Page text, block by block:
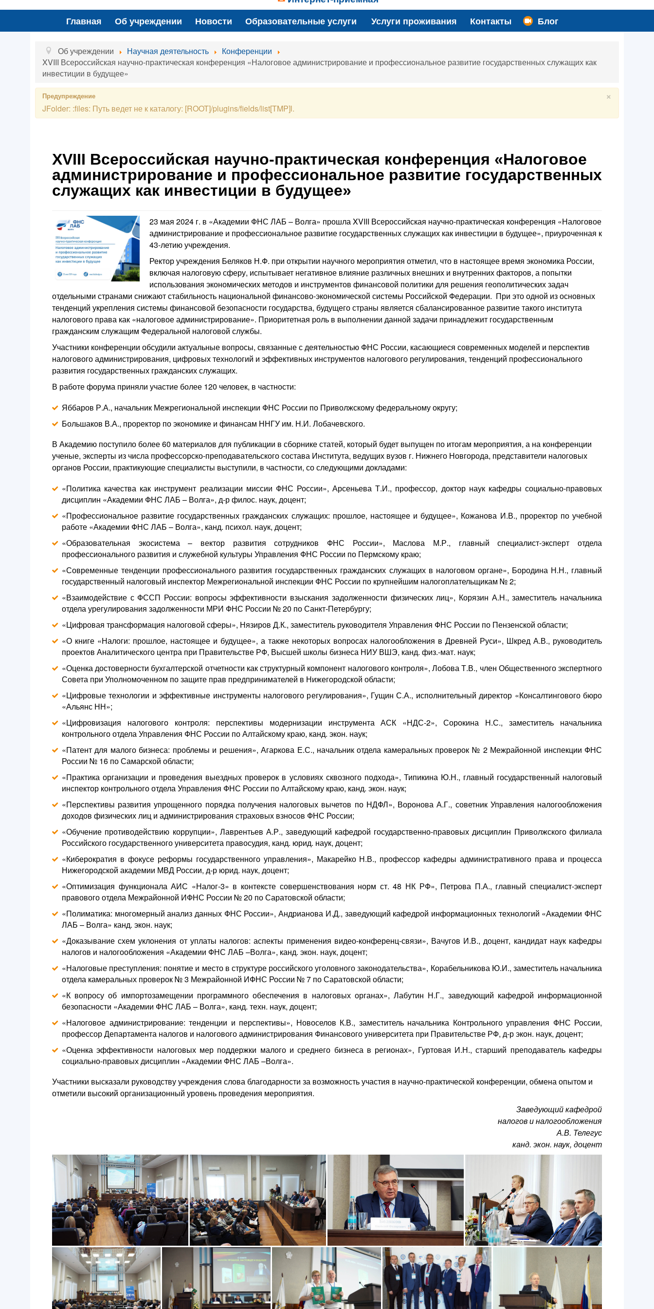
Главная Об учреждении Новости Образовательные услуги Услуги проживания Контакты Блог
Об учреждении Научная деятельность
Конференции
XVIII Всероссийская научно-практическая конференция «Налоговое администрирование и профессиональное развитие государственных служащих как
инвестиции в будущее»
×
Предупреждение
JFolder: :files: Путь ведет не к каталогу: [ROOT]/plugins/fields/list[TMP]l.
XVIII Всероссийская научно-практическая конференция «Налоговое
администрирование и профессиональное развитие государственных
служащих как инвестиции в будущее»
23 мая 2024 г. в «Академии ФНС ЛАБ – Волга» прошла XVIII Всероссийская научно-практическая конференция «Налоговое
администрирование и профессиональное развитие государственных служащих как инвестиции в будущее», приуроченная к
43-летию учреждения.
Ректор учреждения Беляков Н.Ф. при открытии научного мероприятия отметил, что в настоящее время экономика России,
включая налоговую сферу, испытывает негативное влияние различных внешних и внутренних факторов, а попытки
использования экономических методов и инструментов финансовой политики для решения геополитических задач
отдельными странами снижают стабильность национальной финансово-экономической системы Российской Федерации. При это одной из основных
тенденций укрепления системы финансовой безопасности государства, будущего страны является сбалансированное развитие такого института
налогового права как «налоговое администрирование». Приоритетная роль в выполнении данной задачи принадлежит государственным
гражданским служащим Федеральной налоговой службы.
Участники конференции обсудили актуальные вопросы, связанные с деятельностью ФНС России, касающиеся современных моделей и перспектив
налогового администрирования, цифровых технологий и эффективных инструментов налогового регулирования, тенденций профессионального
развития государственных гражданских служащих.
В работе форума приняли участие более 120 человек, в частности:
Яббаров Р.А., начальник Межрегиональной инспекции ФНС России по Приволжскому федеральному округу;
Большаков В.А., проректор по экономике и финансам ННГУ им. Н.И. Лобачевского.
В Академию поступило более 60 материалов для публикации в сборнике статей, который будет выпущен по итогам мероприятия, а на конференции
ученые, эксперты из числа профессорско-преподавательского состава Института, ведущих вузов г. Нижнего Новгорода, представители налоговых
органов России, практикующие специалисты выступили, в частности, со следующими докладами:
«Политика качества как инструмент реализации миссии ФНС России», Арсеньева Т.И., профессор, доктор наук кафедры социально-правовых
дисциплин «Академии ФНС ЛАБ – Волга», д-р филос. наук, доцент;
«Профессиональное развитие государственных гражданских служащих: прошлое, настоящее и будущее», Кожанова И.В., проректор по учебной
работе «Академии ФНС ЛАБ – Волга», канд. психол. наук, доцент;
«Образовательная экосистема – вектор развития сотрудников ФНС России», Маслова М.Р., главный специалист-эксперт отдела
профессионального развития и служебной культуры Управления ФНС России по Пермскому краю;
«Современные тенденции профессионального развития государственных гражданских служащих в налоговом органе», Бородина Н.Н., главный
государственный налоговый инспектор Межрегиональной инспекции ФНС России по крупнейшим налогоплательщикам № 2;
«Взаимодействие с ФССП России: вопросы эффективности взыскания задолженности физических лиц», Корязин А.Н., заместитель начальника
отдела урегулирования задолженности МРИ ФНС России № 20 по Санкт-Петербургу;
«Цифровая трансформация налоговой сферы», Нязиров Д.К., заместитель руководителя Управления ФНС России по Пензенской области;
«О книге «Налоги: прошлое, настоящее и будущее», а также некоторых вопросах налогообложения в Древней Руси», Шкред А.В., руководитель
проектов Аналитического центра при Правительстве РФ, Высшей школы бизнеса НИУ ВШЭ, канд. физ.-мат. наук;
«Оценка достоверности бухгалтерской отчетности как структурный компонент налогового контроля», Лобова Т.В., член Общественного экспертного
Совета при Уполномоченном по защите прав предпринимателей в Нижегородской области;
«Цифровые технологии и эффективные инструменты налогового регулирования», Гущин С.А., исполнительный директор «Консалтингового бюро
«Альянс НН»;
«Цифровизация налогового контроля: перспективы модернизации инструмента АСК «НДС-2», Сорокина Н.С., заместитель начальника
контрольного отдела Управления ФНС России по Алтайскому краю, канд. экон. наук;
«Патент для малого бизнеса: проблемы и решения», Агаркова Е.С., начальник отдела камеральных проверок № 2 Межрайонной инспекции ФНС
России № 16 по Самарской области;
«Практика организации и проведения выездных проверок в условиях сквозного подхода», Типикина Ю.Н., главный государственный налоговый
инспектор контрольного отдела Управления ФНС России по Алтайскому краю, канд. экон. наук;
«Перспективы развития упрощенного порядка получения налоговых вычетов по НДФЛ», Воронова А.Г., советник Управления налогообложения
доходов физических лиц и администрирования страховых взносов ФНС России;
«Обучение противодействию коррупции», Лаврентьев А.Р., заведующий кафедрой государственно-правовых дисциплин Приволжского филиала
Российского государственного университета правосудия, канд. юрид. наук, доцент;
«Киберократия в фокусе реформы государственного управления», Макарейко Н.В., профессор кафедры административного права и процесса
Нижегородской академии МВД России, д-р юрид. наук, доцент;
«Оптимизация функционала АИС «Налог-3» в контексте совершенствования норм ст. 48 НК РФ», Петрова П.А., главный специалист-эксперт
правового отдела Межрайонной ИФНС России № 20 по Саратовской области;
«Полиматика: многомерный анализ данных ФНС России», Андрианова И.Д., заведующий кафедрой информационных технологий «Академии ФНС
ЛАБ – Волга» канд. экон. наук;
«Доказывание схем уклонения от уплаты налогов: аспекты применения видео-конференц-связи», Вачугов И.В., доцент, кандидат наук кафедры
налогов и налогообложения «Академии ФНС ЛАБ –Волга», канд. экон. наук, доцент;
«Налоговые преступления: понятие и место в структуре российского уголовного законодательства», Корабельникова Ю.И., заместитель начальника
отдела камеральных проверок № 3 Межрайонной ИФНС России № 7 по Саратовской области;
«К вопросу об импортозамещении программного обеспечения в налоговых органах», Лабутин Н.Г., заведующий кафедрой информационной
безопасности «Академии ФНС ЛАБ – Волга», канд. техн. наук, доцент;
«Налоговое администрирование: тенденции и перспективы», Новоселов К.В., заместитель начальника Контрольного управления ФНС России,
профессор Департамента налогов и налогового администрирования Финансового университета при Правительстве РФ, д-р экон. наук, доцент;
«Оценка эффективности налоговых мер поддержки малого и среднего бизнеса в регионах», Гуртовая И.Н., старший преподаватель кафедры
социально-правовых дисциплин «Академии ФНС ЛАБ –Волга».
Участники высказали руководству учреждения слова благодарности за возможность участия в научно-практической конференции, обмена опытом и
отметили высокий организационный уровень проведения мероприятия.
Заведующий кафедрой
налогов и налогообложения
А.В. Телегус
канд. экон. наук, доцент